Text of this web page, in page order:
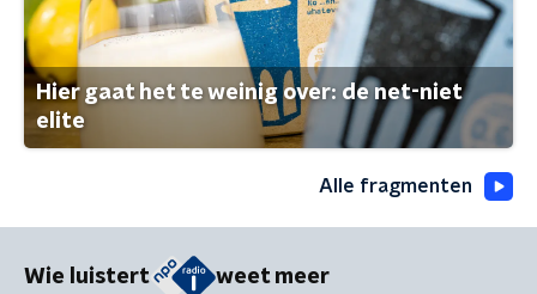
Hier gaat het te weinig over: de net-niet
elite
Alle fragmenten
Wie luistert weet meer